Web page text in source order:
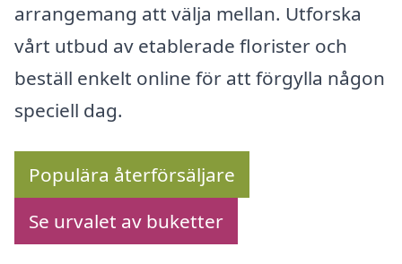
arrangemang att välja mellan. Utforska
vårt utbud av etablerade florister och
beställ enkelt online för att förgylla någon
speciell dag.
Populära återförsäljare
Se urvalet av buketter